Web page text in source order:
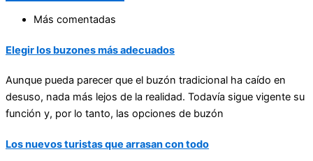
Más comentadas
Elegir los buzones más adecuados
Aunque pueda parecer que el buzón tradicional ha caído en
desuso, nada más lejos de la realidad. Todavía sigue vigente su
función y, por lo tanto, las opciones de buzón
Los nuevos turistas que arrasan con todo